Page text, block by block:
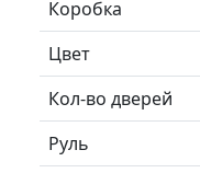
Коробка
Цвет
Кол-во дверей
Руль